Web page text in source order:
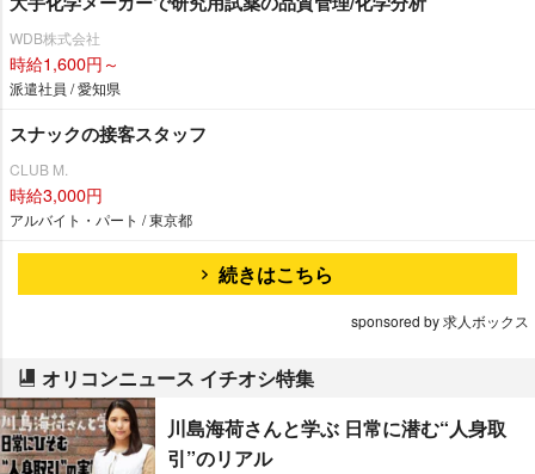
WDB株式会社
時給1,600円～
派遣社員 / 愛知県
スナックの接客スタッフ
CLUB M.
時給3,000円
アルバイト・パート / 東京都
続きはこちら
sponsored by 求人ボックス
オリコンニュース イチオシ特集
川島海荷さんと学ぶ 日常に潜む“人身取
引”のリアル